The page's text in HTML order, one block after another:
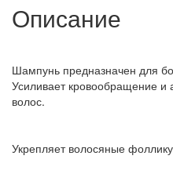
Описание
Шампунь предназначен для
Усиливает кровообращение и
волос.
Укрепляет волосяные